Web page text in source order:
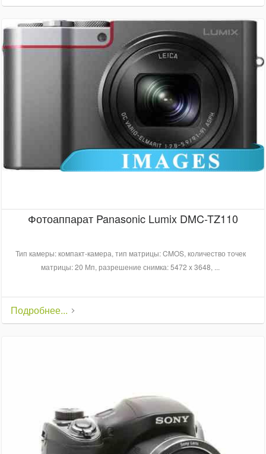
Фотоаппарат Panasonic Lumix DMC-TZ110
Тип камеры: компакт-камера, тип матрицы: CMOS, количество точек
матрицы: 20 Мп, разрешение снимка: 5472 x 3648, ...
Подробнее...